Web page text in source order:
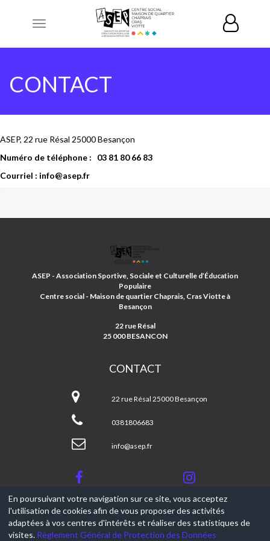
Toggle
CONTACT
ASEP, 22 rue Résal 25000 Besançon
Numéro de téléphone : 03 81 80 66 83
Courriel : info@asep.fr
SPORTIVE
ET
D'EDUCATION
POPULAIRE
ASEP - Association Sportive, Sociale et Culturelle d’Éducation
Populaire
Centre social - Maison de quartier Chaprais, Cras Viotte à
Besançon
22 rue Résal
25 000 BESANCON
CONTACT
Sportive
d'Education
Populaire
22 rue Résal 25000 Besançon
0381806683
info@asep.fr
© 2017-2026, Ce site est propulsé par Aniapps.fr
CGV
En poursuivant votre navigation sur ce site, vous acceptez
l'utilisation de cookies afin de vous proposer des activités
adaptées à vos centres d'intérêts et réaliser des statistiques de
visites. Règlement Général de Protection des Données